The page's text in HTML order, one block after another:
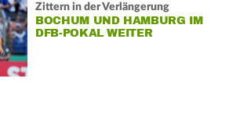
Zittern in der Verlängerung
BOCHUM UND HAMBURG IM
DFB-POKAL WEITER